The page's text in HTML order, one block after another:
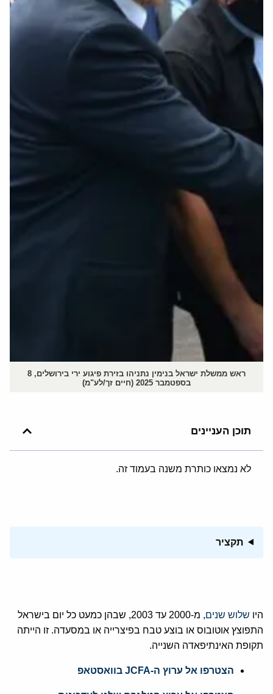
ראש ממשלת ישראל בנימין נתניהו בזירת פיגוע ירי בירושלים, 8
בספטמבר 2025 (חיים זך/לע"מ)
תוכן העניינים
לא נמצאו כותרת משנה בעמוד זה.
תקציר
היו שלוש שנים
, מ-2000 עד 2003, שבהן כמעט כל יום בישראל
התפוצץ אוטובוס או בוצע טבח בפיצרייה או במסעדה. זו הייתה
תקופת האינתיפאדה השנייה.
הצטרפו אל ערוץ ה-JCFA בוואסטאפ